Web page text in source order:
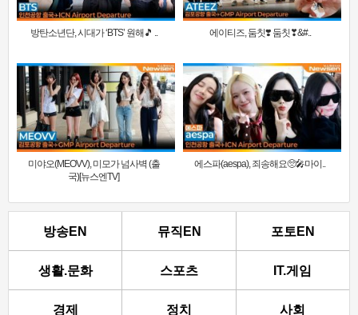
방탄소년단, 시대가 ‘BTS’ 원해🎵 .. 에이티즈, 둠칫❣️ 둠칫❣&#..
미야오(MEOVV), 미모가 넘사벽 (출
국)[뉴스엔TV]
에스파(aespa), 죄송해요🥺🎤마이..
방송EN 뮤직EN 포토EN
생활.문화 스포츠 IT.게임
경제 정치 사회